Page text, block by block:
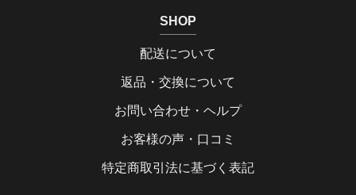
SHOP
配送について
返品・交換について
お問い合わせ・ヘルプ
お客様の声・口コミ
特定商取引法に基づく表記